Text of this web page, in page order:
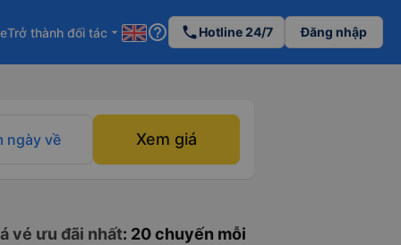
Trở thành đối tác arrow_drop_down help_outline phoneHotline 24/7 Đăng nhập
ngày về Xem giá
vé ưu đãi nhất: 20 chuyến mỗi